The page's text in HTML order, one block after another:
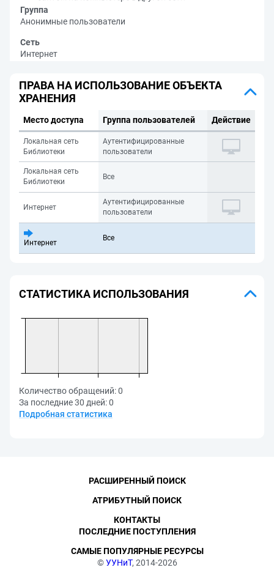
Группа
Анонимные пользователи
Сеть
Интернет
ПРАВА НА ИСПОЛЬЗОВАНИЕ ОБЪЕКТА
ХРАНЕНИЯ
Место доступа Группа пользователей Действие
Локальная сеть
Библиотеки
Аутентифицированные
пользователи
Локальная сеть
Библиотеки
Все
Интернет
Аутентифицированные
пользователи
Интернет
Все
СТАТИСТИКА ИСПОЛЬЗОВАНИЯ
Количество обращений:0
За последние 30 дней:0
Подробная статистика
©УУНиТ, 2014-2026
РАСШИРЕННЫЙ ПОИСК
АТРИБУТНЫЙ ПОИСК
КОНТАКТЫ
ПОСЛЕДНИЕ ПОСТУПЛЕНИЯ
САМЫЕ ПОПУЛЯРНЫЕ РЕСУРСЫ